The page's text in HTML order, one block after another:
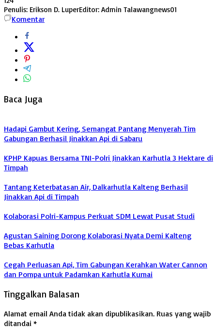
Penulis: Erikson D. LuperEditor: Admin Talawangnews01
Komentar
Baca Juga
Hadapi Gambut Kering, Semangat Pantang Menyerah Tim
Gabungan Berhasil Jinakkan Api di Sabaru
KPHP Kapuas Bersama TNI-Polri Jinakkan Karhutla 3 Hektare di
Timpah
Tantang Keterbatasan Air, Dalkarhutla Kalteng Berhasil
Jinakkan Api di Timpah
Kolaborasi Polri-Kampus Perkuat SDM Lewat Pusat Studi
Agustan Saining Dorong Kolaborasi Nyata Demi Kalteng
Bebas Karhutla
Cegah Perluasan Api, Tim Gabungan Kerahkan Water Cannon
dan Pompa untuk Padamkan Karhutla Kumai
Tinggalkan Balasan
Alamat email Anda tidak akan dipublikasikan. Ruas yang wajib
ditandai *